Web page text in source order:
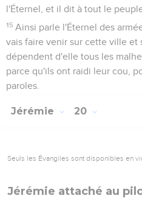
l'Éternel, et il dit à tout le
15 Ainsi parle l'Éternel des
vais faire venir sur cette ville et
dépendent d'elle tous les
parce qu'ils ont raidi leur cou,
paroles.
Jérémie 20
Seuls les Évangiles sont disponibles en
Jérémie attaché au